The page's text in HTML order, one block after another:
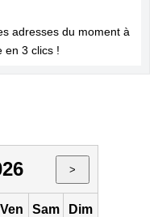
adresses du moment à
en 3 clics !
>
Ven Sam Dim